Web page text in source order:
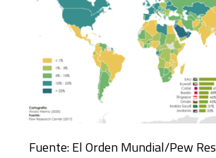
Fuente: El Orden Mundial/Pew